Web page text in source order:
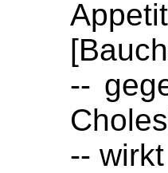
--
--